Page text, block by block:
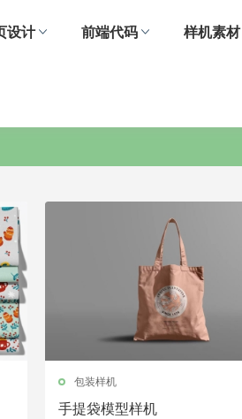
设计 前端代码 样机素材
包装样机
手提袋模型样机